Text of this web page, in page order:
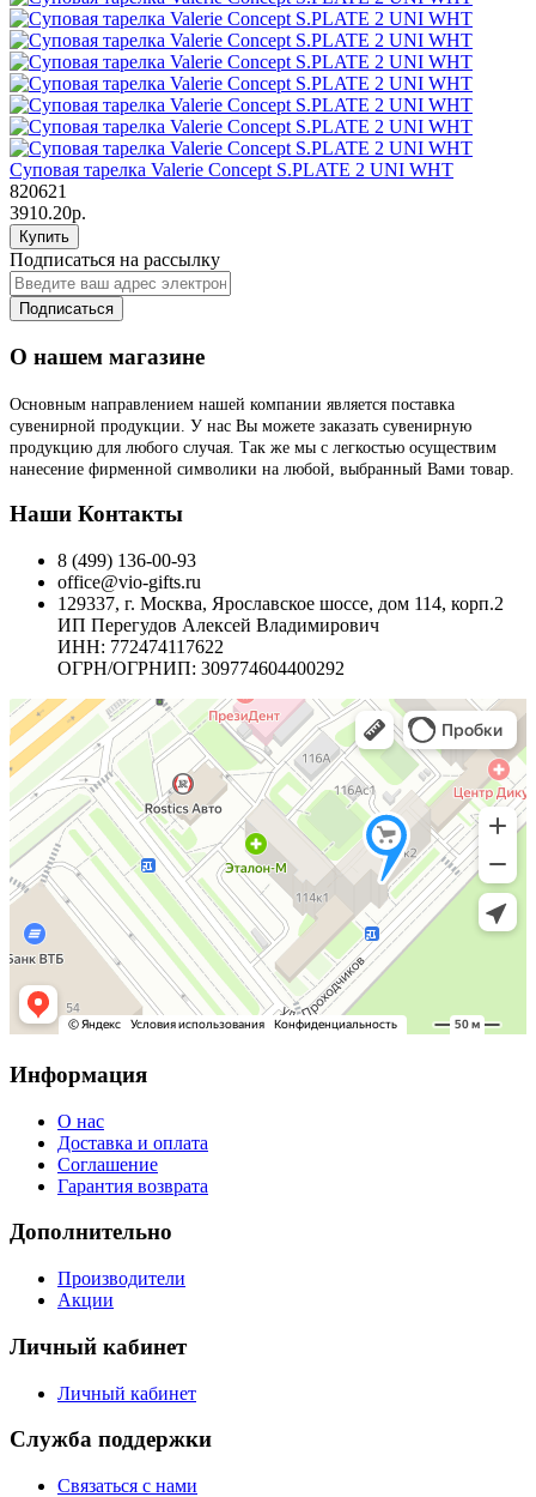
Суповая тарелка Valerie Concept S.PLATE 2 UNI WHT
820621
3910.20р.
Купить
Подписаться на рассылку
Подписаться
О нашем магазине
Основным направлением нашей компании является поставка
сувенирной продукции. У нас Вы можете заказать сувенирную
продукцию для любого случая. Так же мы с легкостью осуществим
нанесение фирменной символики на любой, выбранный Вами товар.
Наши Контакты
8 (499) 136-00-93
office@vio-gifts.ru
129337, г. Москва, Ярославское шоссе, дом 114, корп.2
ИП Перегудов Алексей Владимирович
ИНН: 772474117622
ОГРН/ОГРНИП: 309774604400292
Информация
О нас
Доставка и оплата
Соглашение
Гарантия возврата
Дополнительно
Производители
Акции
Личный кабинет
Личный кабинет
Служба поддержки
Связаться с нами